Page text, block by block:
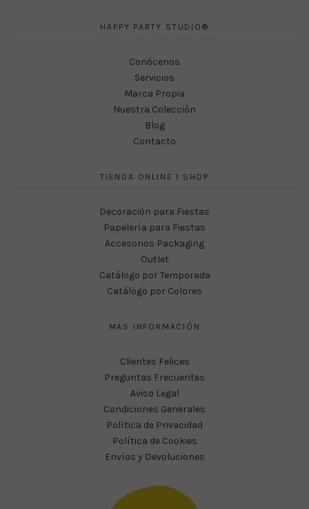
HAPPY PARTY STUDIO®
Conócenos
Servicios
Marca Propia
Nuestra Colección
Blog
Contacto
TIENDA ONLINE I SHOP
Decoración para Fiestas
Papelería para Fiestas
Accesorios Packaging
Outlet
Catálogo por Temporada
Catálogo por Colores
MAS INFORMACIÓN
Clientes Felices
Preguntas Frecuentes
Aviso Legal
Condiciones Generales
Política de Privacidad
Política de Cookies
Envíos y Devoluciones